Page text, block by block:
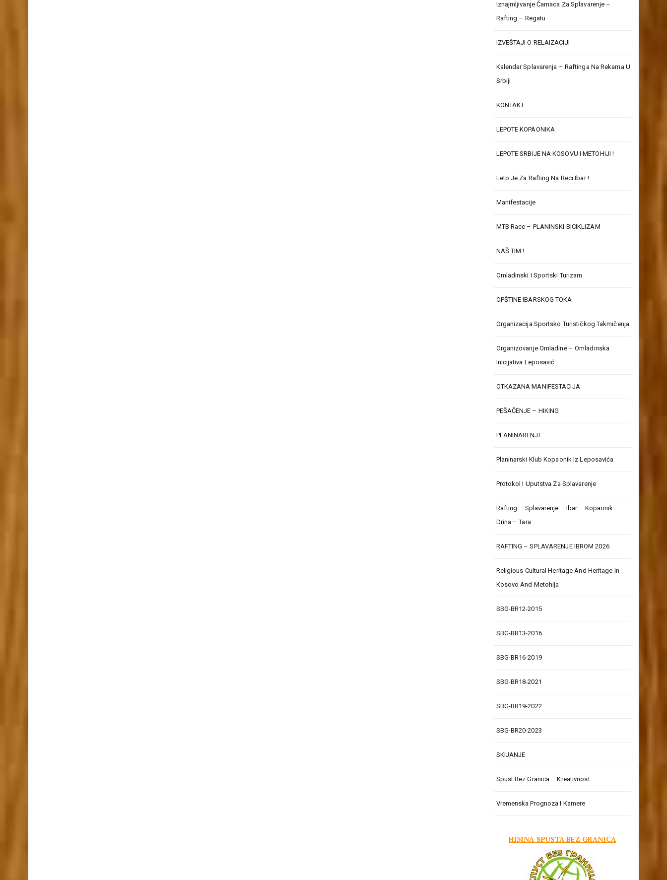
Iznajmljivanje Čamaca Za Splavarenje –
Rafting – Regatu
IZVEŠTAJI O RELAIZACIJI
Kalendar Splavarenja – Raftinga Na Rekama U
Srbiji
KONTAKT
LEPOTE KOPAONIKA
LEPOTE SRBIJE NA KOSOVU I METOHIJI !
Leto Je Za Rafting Na Reci Ibar !
Manifestacije
MTB Race – PLANINSKI BICIKLIZAM
NAŠ TIM !
Omladinski I Sportski Turizam
OPŠTINE IBARSKOG TOKA
Organizacija Sportsko Turističkog Takmičenja
Organizovanje Omladine – Omladinska
Inicijativa Leposavić
OTKAZANA MANIFESTACIJA
PEŠAČENJE – HIKING
PLANINARENJE
Planinarski Klub Kopaonik Iz Leposavića
Protokol I Uputstva Za Splavarenje
Rafting – Splavarenje – Ibar – Kopaonik –
Drina – Tara
RAFTING – SPLAVARENJE IBROM 2026
Religious Cultural Heritage And Heritage In
Kosovo And Metohija
SBG-BR12-2015
SBG-BR13-2016
SBG-BR16-2019
SBG-BR18-2021
SBG-BR19-2022
SBG-BR20-2023
SKIJANJE
Spust Bez Granica – Kreativnost
Vremenska Prognoza I Kamere
HIMNA SPUSTA BEZ GRANICA